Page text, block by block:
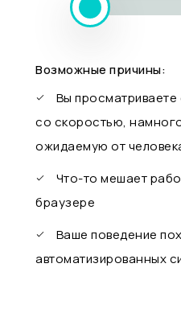
Возможные причины:
Вы просматриваете
со скоростью,
ожидаемую от
Что-то мешает
браузере
Ваше поведение
автоматизированных